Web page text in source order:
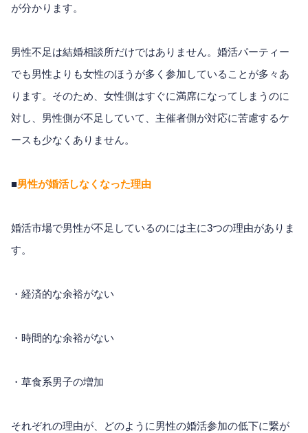
が分かります。
男性不足は結婚相談所だけではありません。婚活パーティー
でも男性よりも女性のほうが多く参加していることが多々あ
ります。そのため、女性側はすぐに満席になってしまうのに
対し、男性側が不足していて、主催者側が対応に苦慮するケ
ースも少なくありません。
■男性が婚活しなくなった理由
婚活市場で男性が不足しているのには主に3つの理由がありま
す。
・経済的な余裕がない
・時間的な余裕がない
・草食系男子の増加
それぞれの理由が、どのように男性の婚活参加の低下に繋が